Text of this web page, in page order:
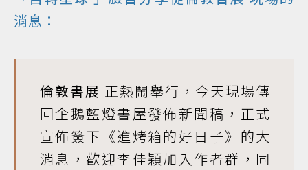
消息：
倫敦書展 正熱鬧舉行，今天現場傳
回企鵝藍燈書屋發佈新聞稿，正式
宣佈簽下《進烤箱的好日子》的大
消息，歡迎李佳穎加入作者群，同